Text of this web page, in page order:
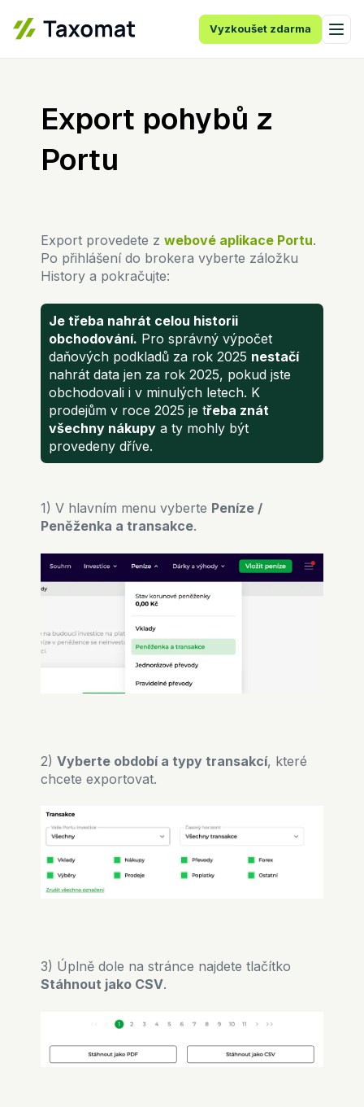
Export pohybů z
Portu
Export provedete z webové aplikace Portu.
Po přihlášení do brokera vyberte záložku
History a pokračujte:
Je třeba nahrát celou historii
obchodování. Pro správný výpočet
daňových podkladů za rok 2025 nestačí
nahrát data jen za rok 2025, pokud jste
obchodovali i v minulých letech. K
prodejům v roce 2025 je třeba znát
všechny nákupy a ty mohly být
provedeny dříve.
1) V hlavním menu vyberte Peníze /
Peněženka a transakce.
2) Vyberte období a typy transakcí, které
chcete exportovat.
3) Úplně dole na stránce najdete tlačítko
Stáhnout jako CSV.
Vyzkoušet zdarma